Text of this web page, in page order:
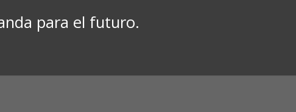
para el futuro.